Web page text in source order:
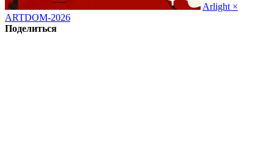
Arlight ×
ARTDOM-2026
Поделиться